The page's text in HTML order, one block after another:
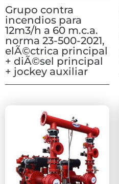
Grupo contra
incendios para
12m3/h a 60 m.c.a.
norma 23-500-2021,
elÃ©ctrica principal
+ diÃ©sel principal
+ jockey auxiliar